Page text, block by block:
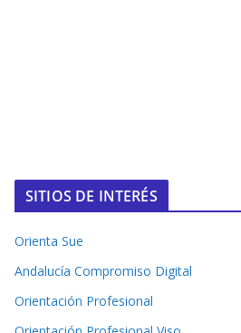
SITIOS DE INTERÉS
Orienta Sue
Andalucía Compromiso Digital
Orientación Profesional